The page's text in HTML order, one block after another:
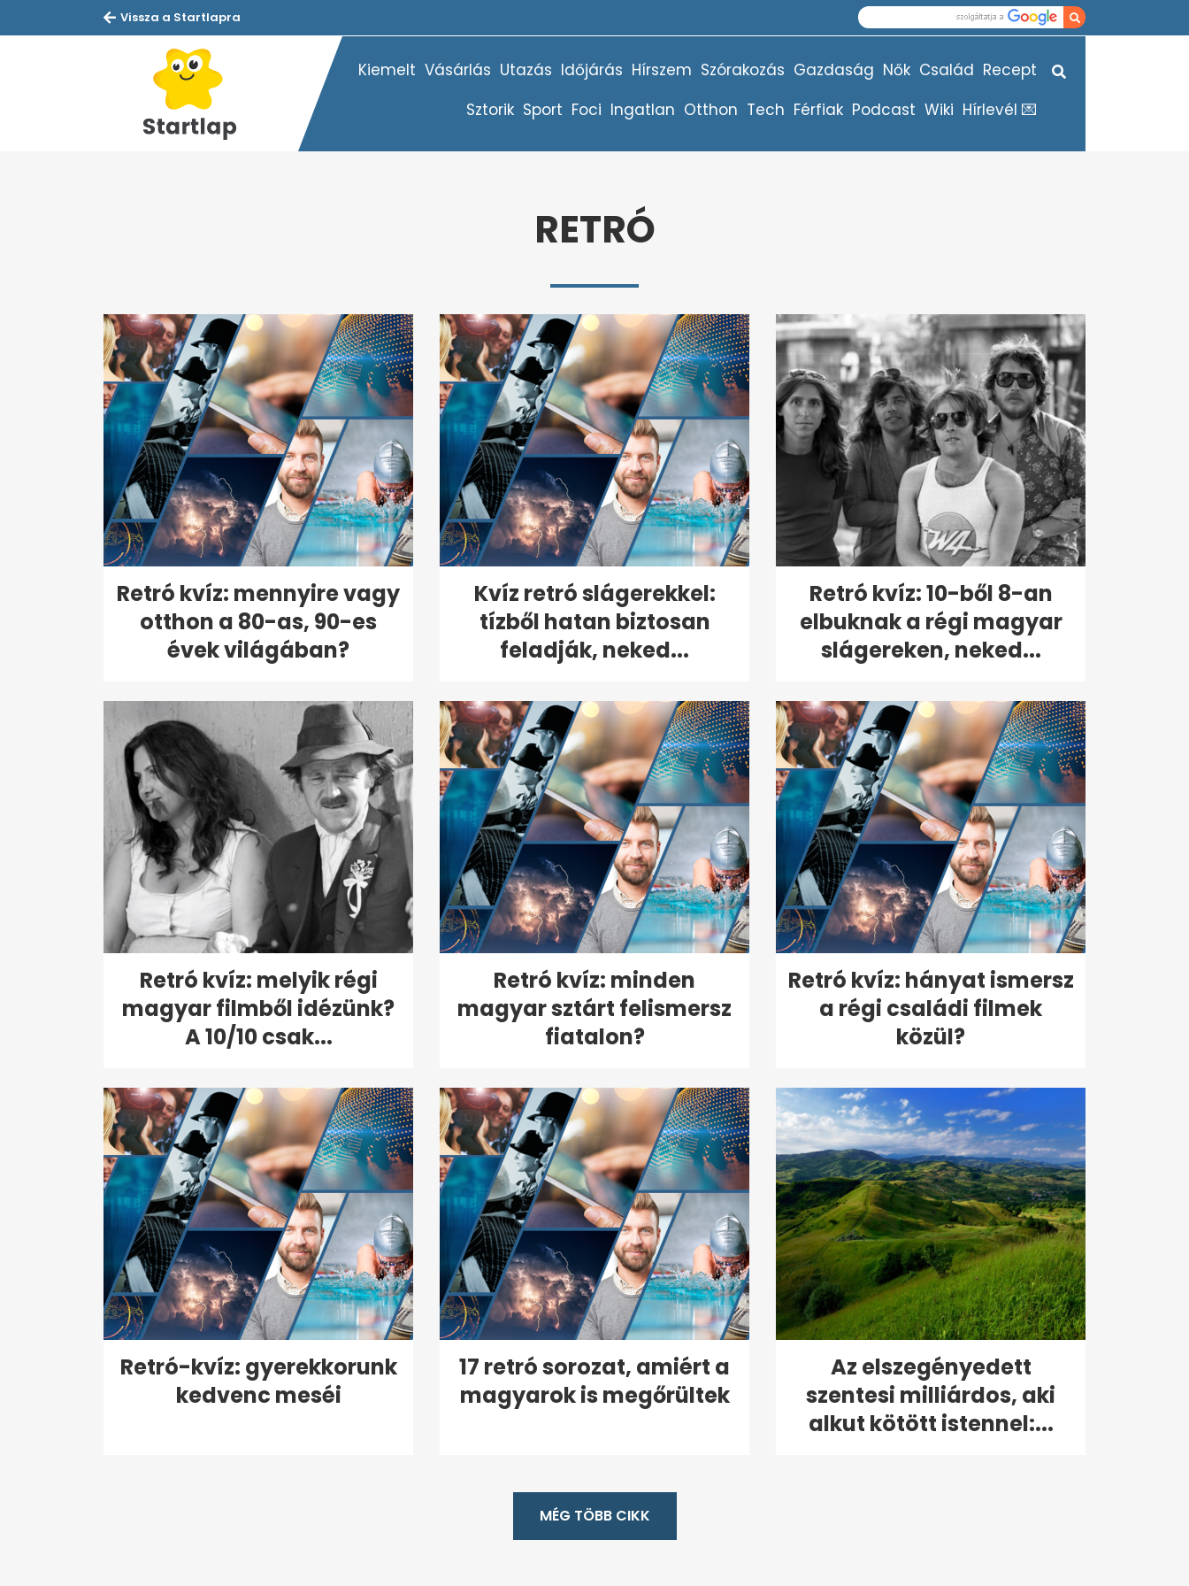
Vissza a Startlapra
Kiemelt Vásárlás Utazás Időjárás Hírszem Szórakozás Gazdaság Nők Család Recept
Sztorik Sport Foci Ingatlan Otthon Tech Férfiak Podcast Wiki Hírlevél 💌
RETRÓ
Retró kvíz: mennyire vagy
otthon a 80-as, 90-es
évek világában?
Kvíz retró slágerekkel:
tízből hatan biztosan
feladják, neked...
Retró kvíz: 10-ből 8-an
elbuknak a régi magyar
slágereken, neked...
Retró kvíz: melyik régi
magyar filmből idézünk?
A 10/10 csak...
Retró kvíz: minden
magyar sztárt felismersz
fiatalon?
Retró kvíz: hányat ismersz
a régi családi filmek
közül?
Retró-kvíz: gyerekkorunk
kedvenc meséi
17 retró sorozat, amiért a
magyarok is megőrültek
Az elszegényedett
szentesi milliárdos, aki
alkut kötött istennel:...
MÉG TÖBB CIKK